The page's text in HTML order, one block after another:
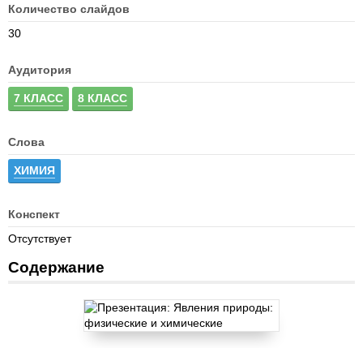
Количество слайдов
30
Аудитория
7 КЛАСС 8 КЛАСС
Слова
ХИМИЯ
Конспект
Отсутствует
Содержание